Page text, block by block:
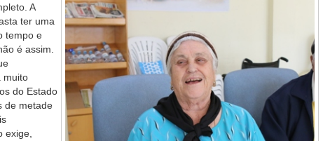
A
ter uma
tempo e
é assim.
muito
do Estado
de metade
exige,